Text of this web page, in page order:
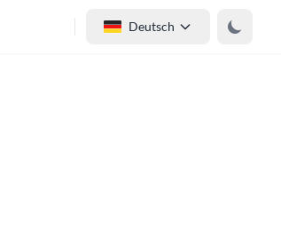
Deutsch